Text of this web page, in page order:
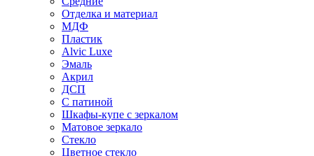
Отделка и материал
МДФ
Пластик
Alvic Luxe
Эмаль
Акрил
ДСП
С патиной
Шкафы-купе с зеркалом
Матовое зеркало
Стекло
Цветное стекло